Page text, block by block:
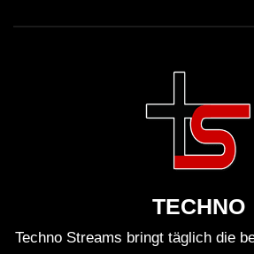
TECHNO
Techno Streams bringt täglich die